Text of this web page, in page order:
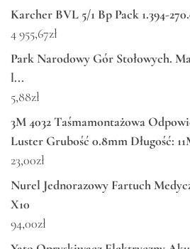
Karcher BVL 5/1 Bp Pack 1.394-
4 955,67zł
Park Narodowy Gór Stołowych.
l...
5,88zł
3M 4032 Taśmamontażowa
Luster Grubość 0.8mm Długość:
23,00zł
Nurel Jednorazowy Fartuch
X10
94,00zł